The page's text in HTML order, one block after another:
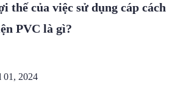
thế của việc sử dụng cáp cách
PVC là gì?
01, 2024